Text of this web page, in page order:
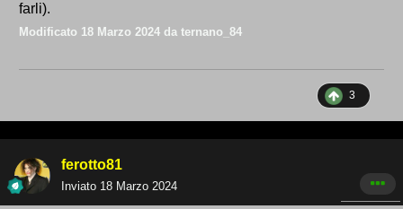
farli).
Modificato 18 Marzo 2024 da ternano_84
3
ferotto81
Inviato 18 Marzo 2024